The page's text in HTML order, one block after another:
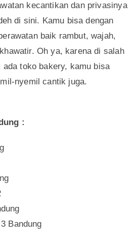
kecantikan dan privasinya
di sini. Kamu bisa dengan
baik rambut, wajah,
Oh ya, karena di salah
toko bakery, kamu bisa
nyemil cantik juga.
:
Bandung